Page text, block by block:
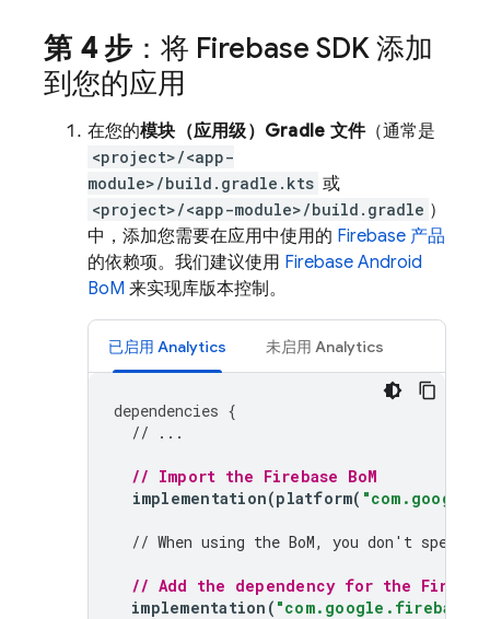
第 4 步 ：将 Firebase SDK 添加
到您的应用
在您的模块（应用级）Gradle 文件（通常是
<project>/<app-
module>/build.gradle.kts 或
<project>/<app-module>/build.gradle ）
中，添加您需要在应用中使用的 Firebase 产品
的依赖项。我们建议使用 Firebase Android
BoM 来实现库版本控制。
已启用 Analytics 未启用 Analytics
dependencies {
// ...
// Import the Firebase BoM
implementation(platform(
// When using the BoM, you don't specify
// Add the dependency for the
implementation (